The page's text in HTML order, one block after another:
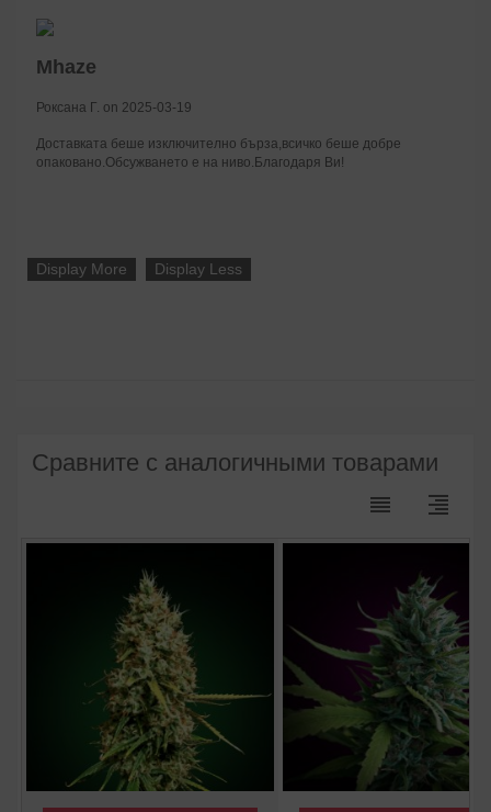
Mhaze
Роксана Г. on 2025-03-19
Доставката беше изключително бърза,всичко беше добре
опаковано.Обсужването е на ниво.Благодаря Ви!
Display More Display Less
Сравните с аналогичными товарами
reorder format_align_right